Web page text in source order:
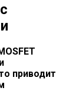
приводит